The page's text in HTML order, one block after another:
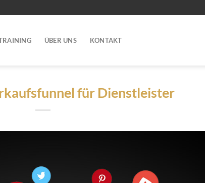
ÜBER UNS KONTAKT
für Dienstleister